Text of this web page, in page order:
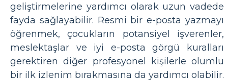
geliştirmelerine yardımcı olarak uzun vadede
fayda sağlayabilir. Resmi bir e-posta yazmayı
öğrenmek, çocukların potansiyel işverenler,
meslektaşlar ve iyi e-posta görgü kuralları
gerektiren diğer profesyonel kişilerle olumlu
bir ilk izlenim bırakmasına da yardımcı olabilir.